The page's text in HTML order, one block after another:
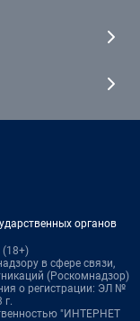
органов
(18+)
в сфере связи,
(Роскомнадзор)
о регистрации: ЭЛ №
г.
"ИНТЕРНЕТ